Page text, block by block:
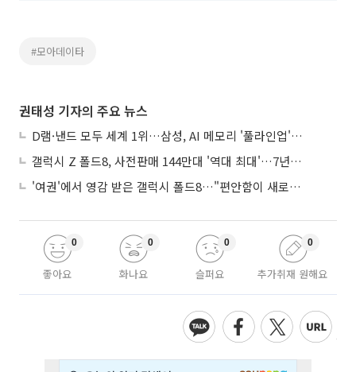
#모아데이타
권태성 기자의 주요 뉴스
D램·낸드 모두 세계 1위…삼성, AI 메모리 '풀라인업'으로 승부
갤럭시 Z 폴드8, 사전판매 144만대 '역대 최대'…7년만에 갤노트10 기록 넘어
'여권'에서 영감 받은 갤럭시 폴드8…"편안함이 새로운 디자인 경쟁력"
좋아요
0
화나요
0
슬퍼요
0
추가취재 원해요
0